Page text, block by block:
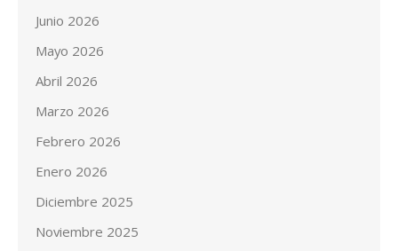
Junio 2026
Mayo 2026
Abril 2026
Marzo 2026
Febrero 2026
Enero 2026
Diciembre 2025
Noviembre 2025